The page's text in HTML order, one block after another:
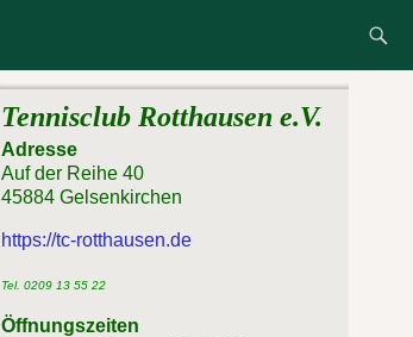
Tennisclub Rotthausen e.V.
Adresse
Auf der Reihe 40
45884 Gelsenkirchen
https://tc-rotthausen.de
Tel. 0209 13 55 22
Öffnungszeiten